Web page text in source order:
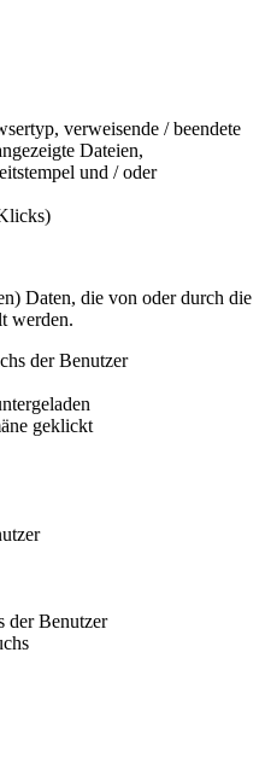
verweisende / beendete
Dateien,
und / oder
Daten, die von oder durch die
werden.
der Benutzer
geklickt
der Benutzer